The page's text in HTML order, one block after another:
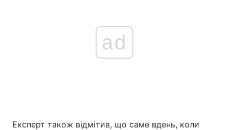
ad
Експерт також відмітив, що саме вдень, коли